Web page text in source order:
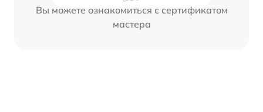
Вы можете ознакомиться с сертификатом
мастера